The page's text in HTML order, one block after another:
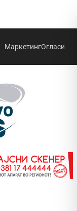
МаркетингОгласи